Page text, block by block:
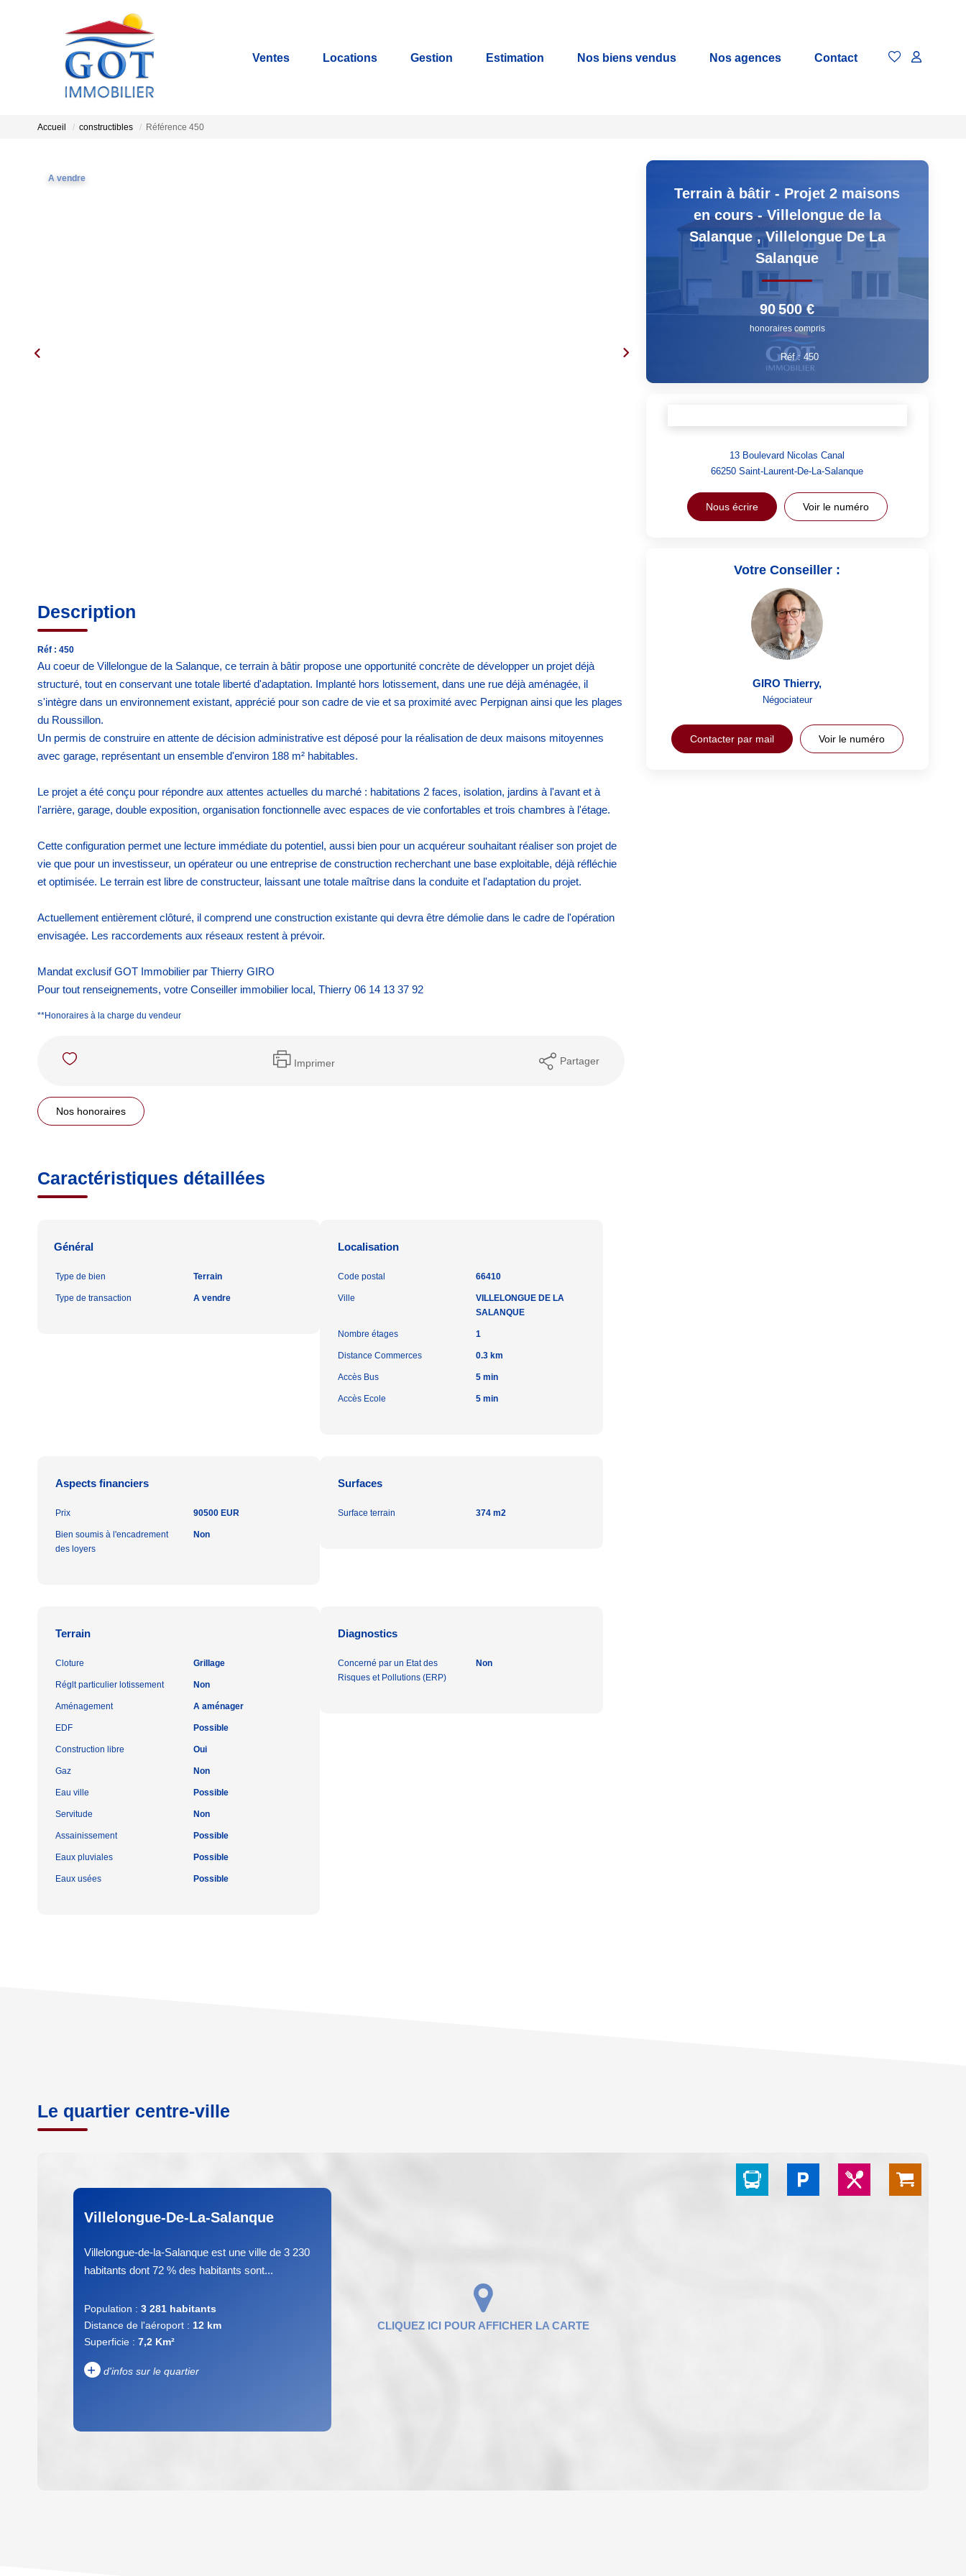
Ventes Locations Gestion Estimation Nos biens vendus Nos agences Contact
Accueil constructibles Référence 450
A vendre
Description
Réf : 450
Au coeur de Villelongue de la Salanque, ce terrain à bâtir propose une opportunité concrète de développer un projet déjà
structuré, tout en conservant une totale liberté d'adaptation. Implanté hors lotissement, dans une rue déjà aménagée, il
s'intègre dans un environnement existant, apprécié pour son cadre de vie et sa proximité avec Perpignan ainsi que les plages
du Roussillon.
Un permis de construire en attente de décision administrative est déposé pour la réalisation de deux maisons mitoyennes
avec garage, représentant un ensemble d'environ 188 m² habitables.
Le projet a été conçu pour répondre aux attentes actuelles du marché : habitations 2 faces, isolation, jardins à l'avant et à
l'arrière, garage, double exposition, organisation fonctionnelle avec espaces de vie confortables et trois chambres à l'étage.
Cette configuration permet une lecture immédiate du potentiel, aussi bien pour un acquéreur souhaitant réaliser son projet de
vie que pour un investisseur, un opérateur ou une entreprise de construction recherchant une base exploitable, déjà réfléchie
et optimisée. Le terrain est libre de constructeur, laissant une totale maîtrise dans la conduite et l'adaptation du projet.
Actuellement entièrement clôturé, il comprend une construction existante qui devra être démolie dans le cadre de l'opération
envisagée. Les raccordements aux réseaux restent à prévoir.
Mandat exclusif GOT Immobilier par Thierry GIRO
Pour tout renseignements, votre Conseiller immobilier local, Thierry 06 14 13 37 92
**Honoraires à la charge du vendeur
Imprimer Partager
Nos honoraires
Caractéristiques détaillées
Général
Type de bien Terrain
Type de transaction A vendre
Localisation
Code postal 66410
Ville
VILLELONGUE DE LA
SALANQUE
Nombre étages 1
Distance Commerces 0.3 km
Accès Bus 5 min
Accès Ecole 5 min
Aspects financiers
Prix 90500 EUR
Bien soumis à l'encadrement
des loyers
Non
Surfaces
Surface terrain 374 m2
Terrain
Cloture Grillage
Réglt particulier lotissement Non
Aménagement A aménager
EDF Possible
Construction libre Oui
Gaz Non
Eau ville Possible
Servitude Non
Assainissement Possible
Eaux pluviales Possible
Eaux usées Possible
Diagnostics
Concerné par un Etat des
Risques et Pollutions (ERP)
Non
Terrain à bâtir - Projet 2 maisons
en cours - Villelongue de la
Salanque ,Villelongue De La
Salanque
90 500 €
honoraires compris
Réf :450
13 Boulevard Nicolas Canal
66250Saint-Laurent-De-La-Salanque
Nous écrire Voir le numéro
Votre Conseiller :
GIRO Thierry,
Négociateur
Contacter par mail Voir le numéro
Le quartier centre-ville
Villelongue-De-La-Salanque
Villelongue-de-la-Salanque est une ville de 3 230
habitants dont 72 % des habitants sont...
Population : 3 281 habitants
Distance de l'aéroport : 12 km
Superficie : 7,2 Km²
+ d'infos sur le quartier